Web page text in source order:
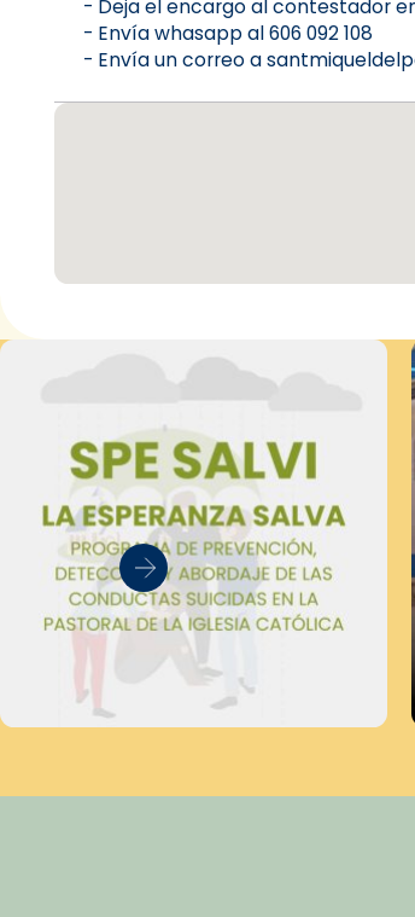
- Deja el encargo al contestador en
- Envía whasapp al 606 092 108
- Envía un correo a